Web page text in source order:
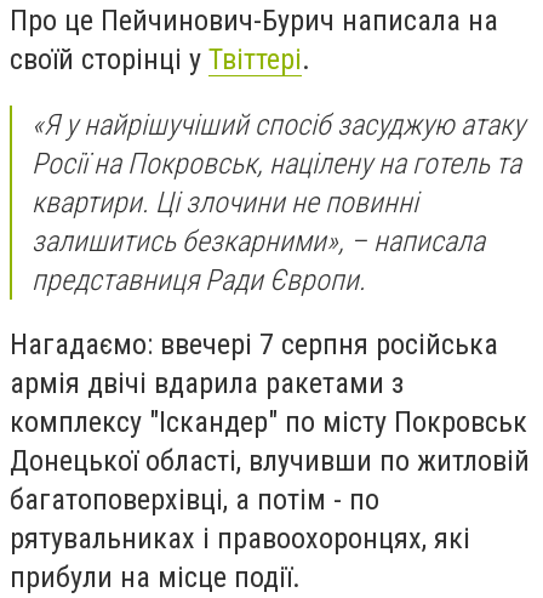
Про це Пейчинович-Бурич написала на
своїй сторінці у Твіттері.
«Я у найрішучіший спосіб засуджую атаку
Росії на Покровськ, націлену на готель та
квартири. Ці злочини не повинні
залишитись безкарними», – написала
представниця Ради Європи.
Нагадаємо: ввечері 7 серпня російська
армія двічі вдарила ракетами з
комплексу "Іскандер" по місту Покровськ
Донецької області, влучивши по житловій
багатоповерхівці, а потім - по
рятувальниках і правоохоронцях, які
прибули на місце події.